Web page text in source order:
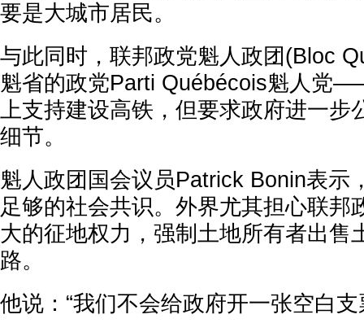
要是大城市居民。
与此同时，联邦政党魁人政团(Bloc
魁省的政党Parti Québécois魁人党
上支持建设高铁，但要求政府进一步
细节。
魁人政团国会议员Patrick Bonin表示
足够的社会共识。外界尤其担心联邦
大的征地权力，强制土地所有者出售
路。
他说：“我们不会给政府开一张空白支